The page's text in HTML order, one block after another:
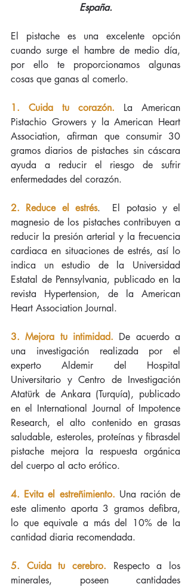
España.
El pistache es una excelente opción
cuando surge el hambre de medio día,
por ello te proporcionamos algunas
cosas que ganas al comerlo.
1. Cuida tu corazón. La American
Pistachio Growers y la American Heart
Association, afirman que consumir 30
gramos diarios de pistaches sin cáscara
ayuda a reducir el riesgo de sufrir
enfermedades del corazón.
2. Reduce el estrés.  El potasio y el
magnesio de los pistaches contribuyen a
reducir la presión arterial y la frecuencia
cardiaca en situaciones de estrés, así lo
indica un estudio de la Universidad
Estatal de Pennsylvania, publicado en la
revista Hypertension, de la American
Heart Association Journal.
3. Mejora tu intimidad. De acuerdo a
una investigación realizada por el
experto Aldemir del Hospital
Universitario y Centro de Investigación
Atatürk de Ankara (Turquía), publicado
en el International Journal of Impotence
Research, el alto contenido en grasas
saludable, esteroles, proteínas y fibrasdel
pistache mejora la respuesta orgánica
del cuerpo al acto erótico.
4. Evita el estreñimiento. Una ración de
este alimento aporta 3 gramos defibra,
lo que equivale a más del 10% de la
cantidad diaria recomendada.
5. Cuida tu cerebro. Respecto a los
minerales, poseen cantidades